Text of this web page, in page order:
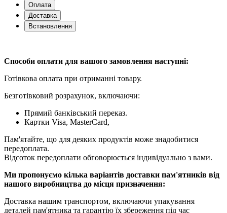
Оплата
Доставка
Встановлення
Способи оплати для вашого замовлення наступні:
Готівкова оплата при отриманні товару.
Безготівковий розрахунок, включаючи:
Прямий банківський переказ.
Картки Visa, MasterCard,
Пам'ятайте, що для деяких продуктів може знадобитися
передоплата.
Відсоток передоплати обговорюється індивідуально з вами.
Ми пропонуємо кілька варіантів доставки пам'ятників від
нашого виробництва до місця призначення:
Доставка нашим транспортом, включаючи упакування
деталей пам'ятника та гарантію їх збереження під час